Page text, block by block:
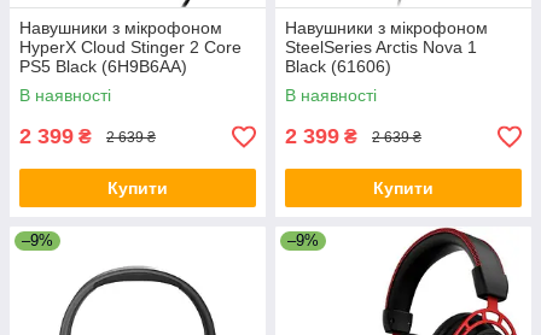
Навушники з мікрофоном
HyperX Cloud Stinger 2 Core
PS5 Black (6H9B6AA)
В наявності
2 399 ₴ 2 639 ₴
Купити
Навушники з мікрофоном
SteelSeries Arctis Nova 1
Black (61606)
В наявності
2 399 ₴ 2 639 ₴
Купити
–9% –9%